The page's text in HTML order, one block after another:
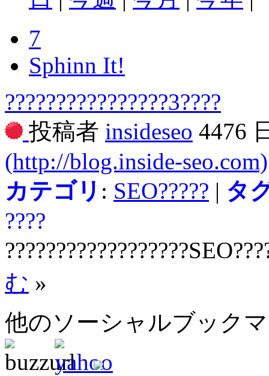
7
Sphinn It!
????????????????3????
投稿者 insideseo 4476
(http://blog.inside-seo.com)
カテゴリ : SEO????? | タ
????
む »
他のソーシャルブック